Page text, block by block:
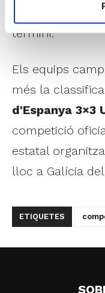
completar-se
termini.
Els equips
més la
d'Espanya 3×3
competició
estatal
lloc a Galícia
ETIQUETES